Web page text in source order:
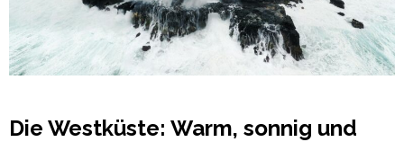
Die Westküste: Warm, sonnig und